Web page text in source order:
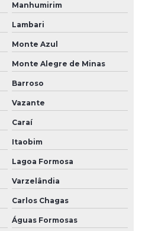
Manhumirim
Lambari
Monte Azul
Monte Alegre de Minas
Barroso
Vazante
Caraí
Itaobim
Lagoa Formosa
Varzelândia
Carlos Chagas
Águas Formosas